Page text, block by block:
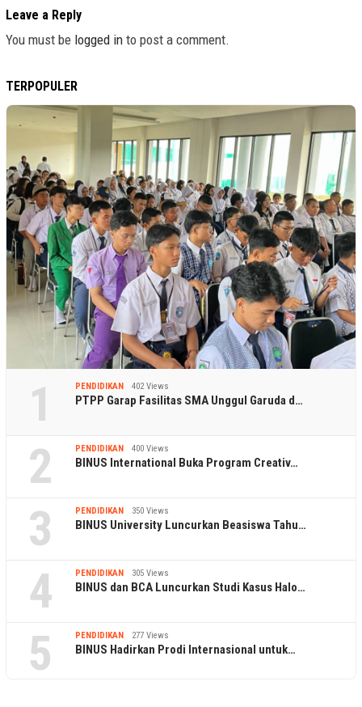
Leave a Reply
You must be logged in to post a comment.
TERPOPULER
1 PENDIDIKAN 402 Views
PTPP Garap Fasilitas SMA Unggul Garuda d…
2 PENDIDIKAN 400 Views
BINUS International Buka Program Creativ…
3 PENDIDIKAN 350 Views
BINUS University Luncurkan Beasiswa Tahu…
4 PENDIDIKAN 305 Views
BINUS dan BCA Luncurkan Studi Kasus Halo…
5 PENDIDIKAN 277 Views
BINUS Hadirkan Prodi Internasional untuk…